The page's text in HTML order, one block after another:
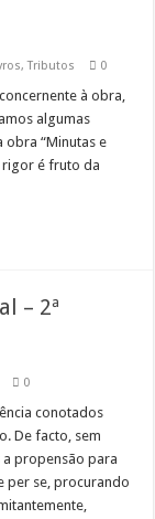
,Tributos 0
à obra,
algumas
obra “Minutas e
rigor é fruto da
– 2ª
0
conotados
De facto, sem
propensão para
per se, procurando